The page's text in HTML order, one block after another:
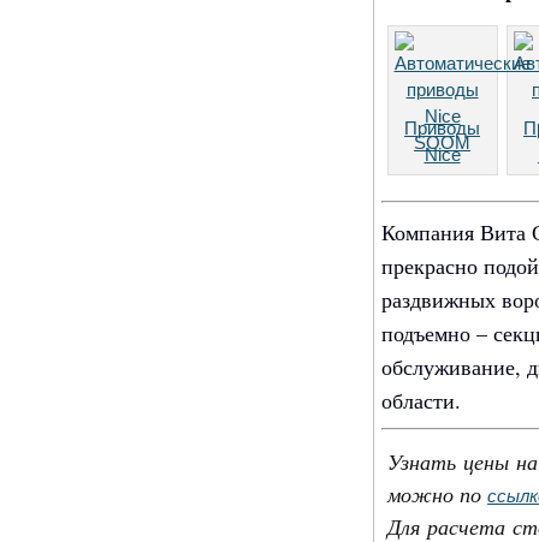
Приводы
Nice
Компания Вита
прекрасно
раздвижных
подъемно –
обслуживание,
области.
Узнать цены
можно по
Для расчета